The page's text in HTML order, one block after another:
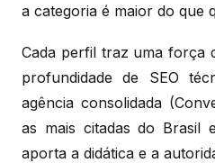
a categoria é maior do que
Cada perfil traz uma força
profundidade de SEO
agência consolidada
as mais citadas do Brasil
aporta a didática e a